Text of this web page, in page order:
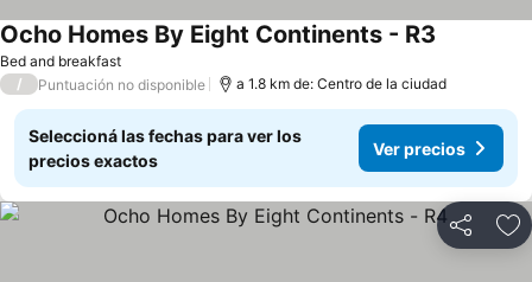
Bed and breakfast
Ocho Homes By Eight Continents - R3
/ Puntuación no disponible a 1.8 km de: Centro de la ciudad
Seleccioná las fechas para ver los
precios exactos
Ver precios
Compartir